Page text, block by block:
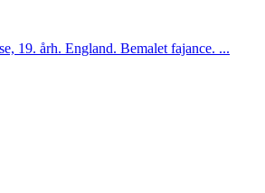
19. årh. England. Bemalet fajance. ...